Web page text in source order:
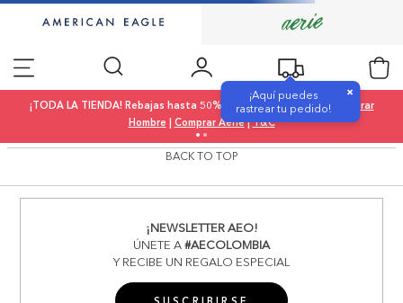
¡Aquí puedes
rastrear tu pedido!
×
¡TODA LA TIENDA! Rebajas hasta 50% OFF |Comprar Mujer|
Comprar
Hombre | Comprar Aerie|T&C
BACK TO TOP
¡NEWSLETTER AEO!
ÚNETE A#AECOLOMBIA
Y RECIBE UN REGALO ESPECIAL